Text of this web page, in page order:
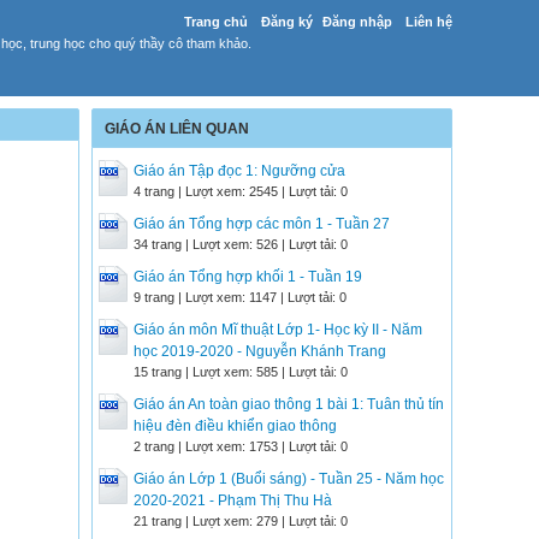
Trang chủ Đăng ký Đăng nhập
Liên hệ
trung học cho quý thầy cô tham khảo.
GIÁO ÁN LIÊN QUAN
Giáo án Tập đọc 1: Ngưỡng cửa
4 trang | Lượt xem: 2545 | Lượt tải: 0
Giáo án Tổng hợp các môn 1 - Tuần 27
34 trang | Lượt xem: 526 | Lượt tải: 0
Giáo án Tổng hợp khối 1 - Tuần 19
9 trang | Lượt xem: 1147 | Lượt tải: 0
Giáo án môn Mĩ thuật Lớp 1- Học kỳ II - Năm
học 2019-2020 - Nguyễn Khánh Trang
15 trang | Lượt xem: 585 | Lượt tải: 0
Giáo án An toàn giao thông 1 bài 1: Tuân thủ tín
hiệu đèn điều khiển giao thông
2 trang | Lượt xem: 1753 | Lượt tải: 0
Giáo án Lớp 1 (Buổi sáng) - Tuần 25 - Năm học
2020-2021 - Phạm Thị Thu Hà
21 trang | Lượt xem: 279 | Lượt tải: 0